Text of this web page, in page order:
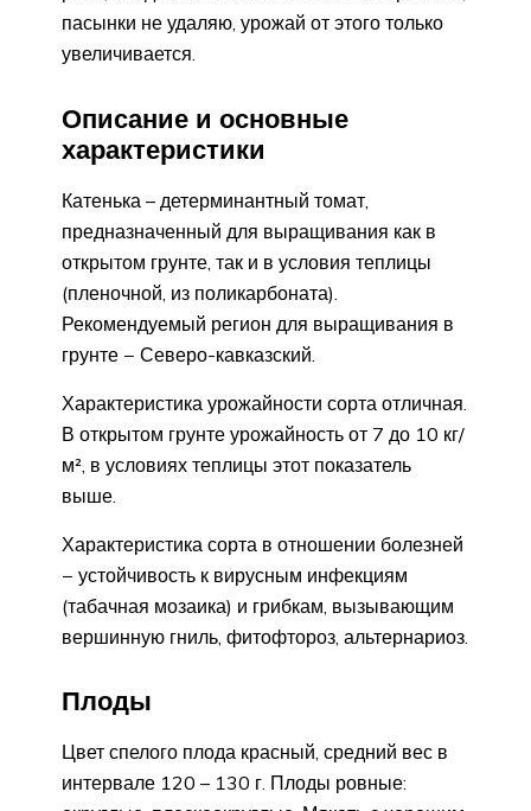
пасынки не удаляю, урожай от этого только
увеличивается.
Описание и основные
характеристики
Катенька – детерминантный томат,
предназначенный для выращивания как в
открытом грунте, так и в условия теплицы
(пленочной, из поликарбоната).
Рекомендуемый регион для выращивания в
грунте − Северо-кавказский.
Характеристика урожайности сорта отличная.
В открытом грунте урожайность от 7 до 10 кг/
м², в условиях теплицы этот показатель
выше.
Характеристика сорта в отношении болезней
− устойчивость к вирусным инфекциям
(табачная мозаика) и грибкам, вызывающим
вершинную гниль, фитофтороз, альтернариоз.
Плоды
Цвет спелого плода красный, средний вес в
интервале 120 – 130 г. Плоды ровные: